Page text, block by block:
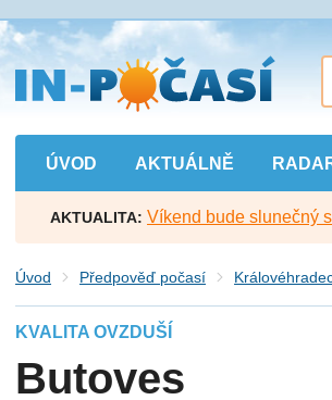
Přejít
na
hlavní
obsah
ÚVOD AKTUÁLNĚ
AKTUALITA: Víkend bude slunečný
Úvod Předpověď počasí
KVALITA OVZDUŠÍ
Butoves